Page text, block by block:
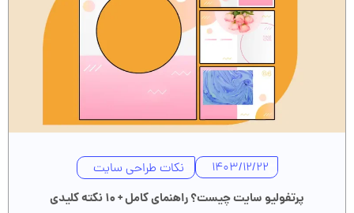
1403/12/22
نکات طراحی سایت
پرتفولیو سایت چیست؟ راهنمای کامل + ۱۰ نکته کلیدی